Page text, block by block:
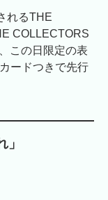
れるTHE
COLLECTORS
この日限定の表
ードつきで先行